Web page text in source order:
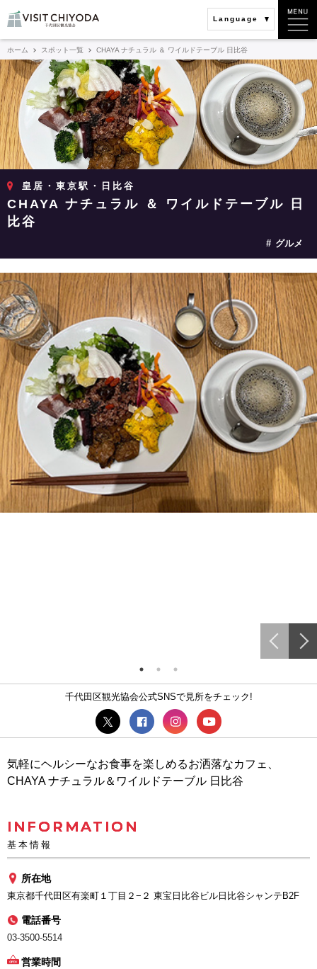
Language
ホーム スポット一覧 CHAYA ナチュラル ＆ ワイルドテーブル 日比谷
皇居・東京駅・日比谷
CHAYA ナチュラル ＆ ワイルドテーブル 日
比谷
グルメ
千代田区観光協会公式SNSで見所をチェック!
気軽にヘルシーなお食事を楽しめるお洒落なカフェ、
CHAYA ナチュラル＆ワイルドテーブル 日比谷
INFORMATION
基本情報
所在地
東京都千代田区有楽町１丁目２−２ 東宝日比谷ビル日比谷シャンテB2F
電話番号
03-3500-5514
営業時間